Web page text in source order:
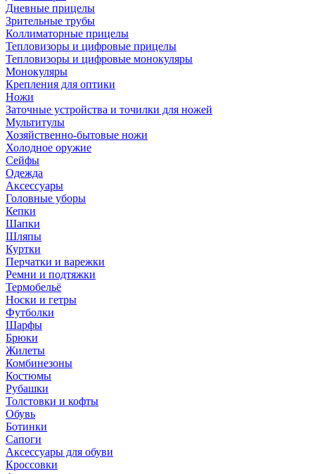
Дневные прицелы
Зрительные трубы
Коллиматорные прицелы
Тепловизоры и цифровые прицелы
Тепловизоры и цифровые монокуляры
Монокуляры
Крепления для оптики
Ножи
Заточные устройства и точилки для ножей
Мультитулы
Хозяйственно-бытовые ножи
Холодное оружие
Сейфы
Одежда
Аксессуары
Головные уборы
Кепки
Шапки
Шляпы
Куртки
Перчатки и варежки
Ремни и подтяжки
Термобельё
Носки и гетры
Футболки
Шарфы
Брюки
Жилеты
Комбинезоны
Костюмы
Рубашки
Толстовки и кофты
Обувь
Ботинки
Сапоги
Аксессуары для обуви
Кроссовки